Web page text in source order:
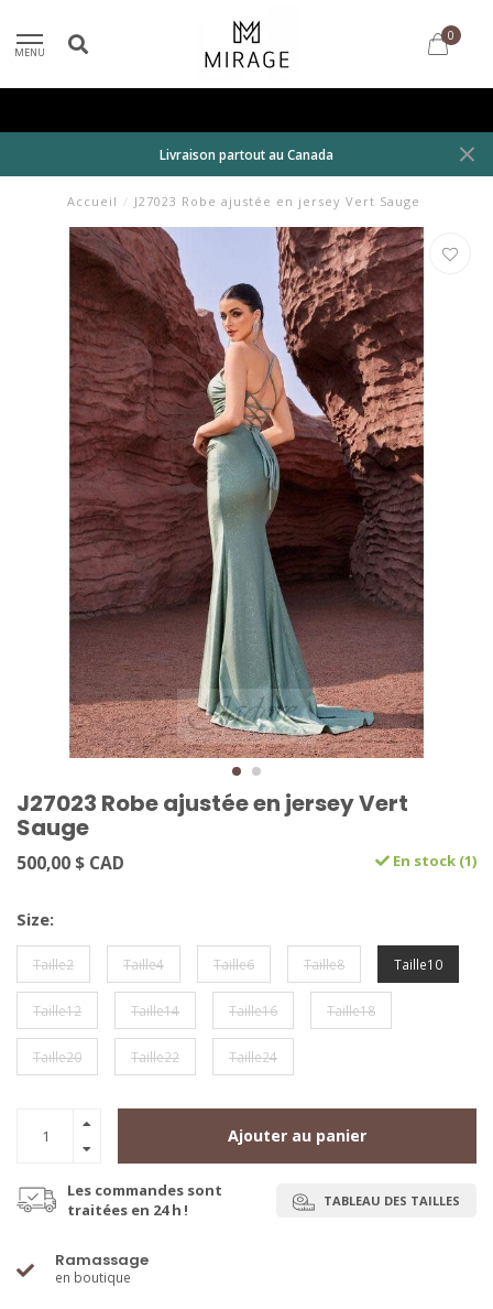
MENU
0
Livraison partout au Canada
Accueil / J27023 Robe ajustée en jersey Vert Sauge
J27023 Robe ajustée en jersey Vert
Sauge
500,00 $ CAD En stock (1)
Size:
Taille2 Taille4 Taille6 Taille8 Taille10
Taille12 Taille14 Taille16 Taille18
Taille20 Taille22 Taille24
Ajouter au panier
Les commandes sont
traitées en 24 h !
TABLEAU DES TAILLES
Ramassage
en boutique